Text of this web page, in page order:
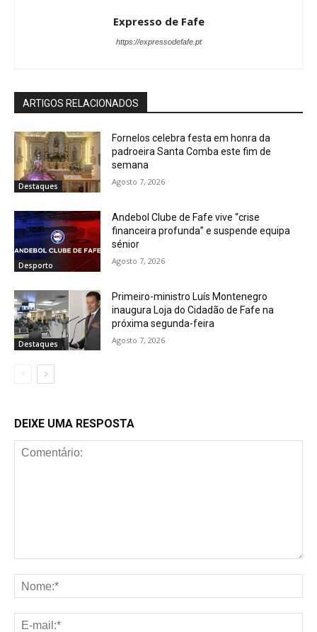
Expresso de Fafe
https://expressodefafe.pt
ARTIGOS RELACIONADOS
Destaques
Fornelos celebra festa em honra da
padroeira Santa Comba este fim de
semana
Agosto 7, 2026
Desporto
Andebol Clube de Fafe vive “crise
financeira profunda” e suspende equipa
sénior
Agosto 7, 2026
Destaques
Primeiro-ministro Luís Montenegro
inaugura Loja do Cidadão de Fafe na
próxima segunda-feira
Agosto 7, 2026
DEIXE UMA RESPOSTA